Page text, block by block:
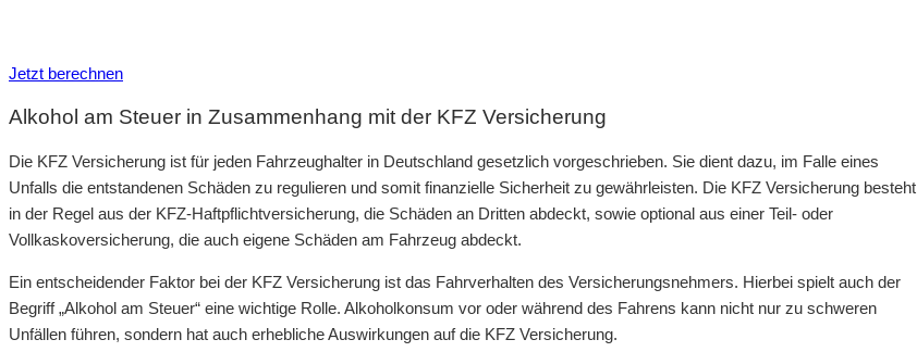
Jetzt berechnen
Alkohol am Steuer in Zusammenhang mit der KFZ Versicherung
Die KFZ Versicherung ist für jeden Fahrzeughalter in Deutschland gesetzlich vorgeschrieben. Sie dient dazu, im Falle eines
Unfalls die entstandenen Schäden zu regulieren und somit finanzielle Sicherheit zu gewährleisten. Die KFZ Versicherung besteht
in der Regel aus der KFZ-Haftpflichtversicherung, die Schäden an Dritten abdeckt, sowie optional aus einer Teil- oder
Vollkaskoversicherung, die auch eigene Schäden am Fahrzeug abdeckt.
Ein entscheidender Faktor bei der KFZ Versicherung ist das Fahrverhalten des Versicherungsnehmers. Hierbei spielt auch der
Begriff „Alkohol am Steuer“ eine wichtige Rolle. Alkoholkonsum vor oder während des Fahrens kann nicht nur zu schweren
Unfällen führen, sondern hat auch erhebliche Auswirkungen auf die KFZ Versicherung.